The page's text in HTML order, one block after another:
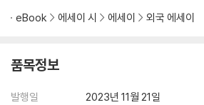
eBook 에세이 시 에세이 외국 에세이
품목정보
발행일
2023년 11월 21일